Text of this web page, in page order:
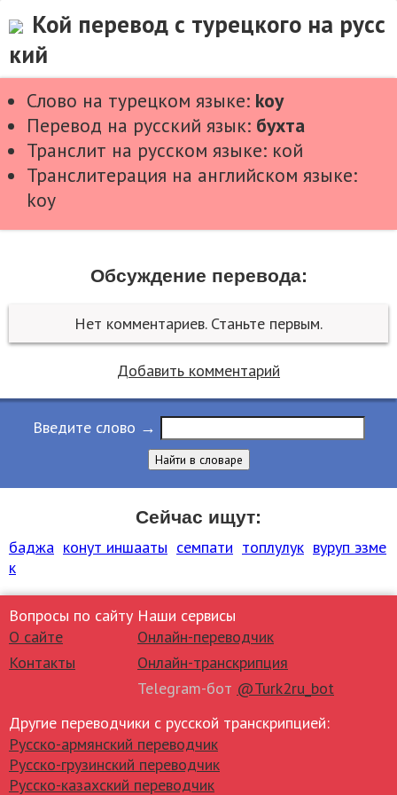
Кой перевод с турецкого на русс
кий
Слово на турецком языке: koy
Перевод на русский язык: бухта
Транслит на русском языке: кой
Транслитерация на английском языке:
koy
Обсуждение перевода:
Нет комментариев. Станьте первым.
Добавить комментарий
Введите слово →
Найти в словаре
Сейчас ищут:
баджа конут иншааты семпати топлулук вуруп эзме
к
Вопросы по сайту
О сайте
Контакты
Наши сервисы
Онлайн-переводчик
Онлайн-транскрипция
Telegram-бот @Turk2ru_bot
Другие переводчики с русской транскрипцией:
Русско-армянский переводчик
Русско-грузинский переводчик
Русско-казахский переводчик